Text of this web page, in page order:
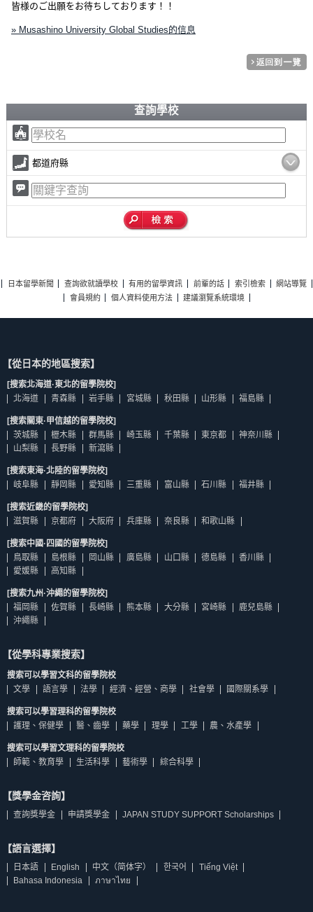
皆様のご出願をお待ちしております！！
» Musashino University Global Studies的信息
查詢學校
都道府縣
日本留學新聞 查詢欲就讀學校 有用的留學資訊 前輩的話 索引檢索
網站導覽
會員規約
個人資料使用方法 建議瀏覽系統環境
【從日本的地區搜索】
[搜索北海道·東北的留學院校]
北海道
青森縣 岩手縣 宮城縣 秋田縣 山形縣 福島縣
[搜索關東·甲信越的留學院校]
茨城縣
櫪木縣 群馬縣 崎玉縣 千葉縣 東京都
神奈川縣
山梨縣
長野縣 新瀉縣
[搜索東海·北陸的留學院校]
岐阜縣
靜岡縣 愛知縣 三重縣 富山縣 石川縣 福井縣
[搜索近畿的留學院校]
滋賀縣
京都府 大阪府 兵庫縣 奈良縣 和歌山縣
[搜索中國·四國的留學院校]
鳥取縣
島根縣 岡山縣 廣島縣 山口縣 德島縣
香川縣
愛媛縣
高知縣
[搜索九州·沖繩的留學院校]
福岡縣
佐賀縣 長崎縣 熊本縣 大分縣 宮崎縣
鹿兒島縣
沖繩縣
【從學科專業搜索】
搜索可以學習文科的留學院校
文學
語言學 法學 經濟、經營、商學 社會學 國際關系學
搜索可以學習理科的留學院校
護理、保健學
醫、齒學 藥學 理學 工學 農、水產學
搜索可以學習文理科的留學院校
師範、教育學
生活科學 藝術學 綜合科學
【獎學金咨詢】
查詢獎學金 申請獎學金 JAPAN STUDY SUPPORT Scholarships
【語言選擇】
日本語 English 中文（简体字） 한국어
Tiếng Việt
Bahasa Indonesia
ภาษาไทย